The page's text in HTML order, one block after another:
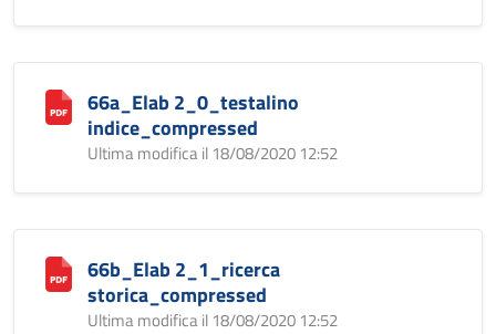
66a_Elab 2_0_testalino
indice_compressed
Ultima modifica il 18/08/2020 12:52
66b_Elab 2_1_ricerca
storica_compressed
Ultima modifica il 18/08/2020 12:52